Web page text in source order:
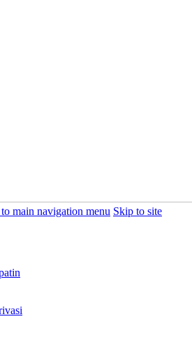
main navigation menu Skip to site